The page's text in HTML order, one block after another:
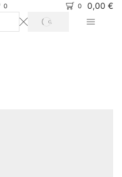
0 0 0,00 €
SEARCH